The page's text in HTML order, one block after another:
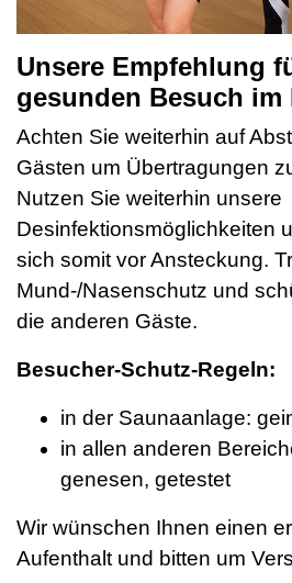
Unsere Empfehlung
gesunden Besuch im
Achten Sie weiterhin auf
Gästen um Übertragungen
Nutzen Sie weiterhin unsere
Desinfektionsmöglichkeiten
sich somit vor Ansteckung.
Mund-/Nasenschutz und
die anderen Gäste.
Besucher-Schutz-Regeln:
in der Saunaanlage:
in allen anderen
genesen, getestet
Wir wünschen Ihnen einen
Aufenthalt und bitten um